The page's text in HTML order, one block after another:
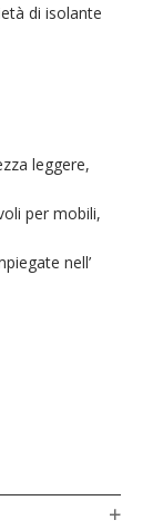
di isolante
leggere,
per mobili,
nell’